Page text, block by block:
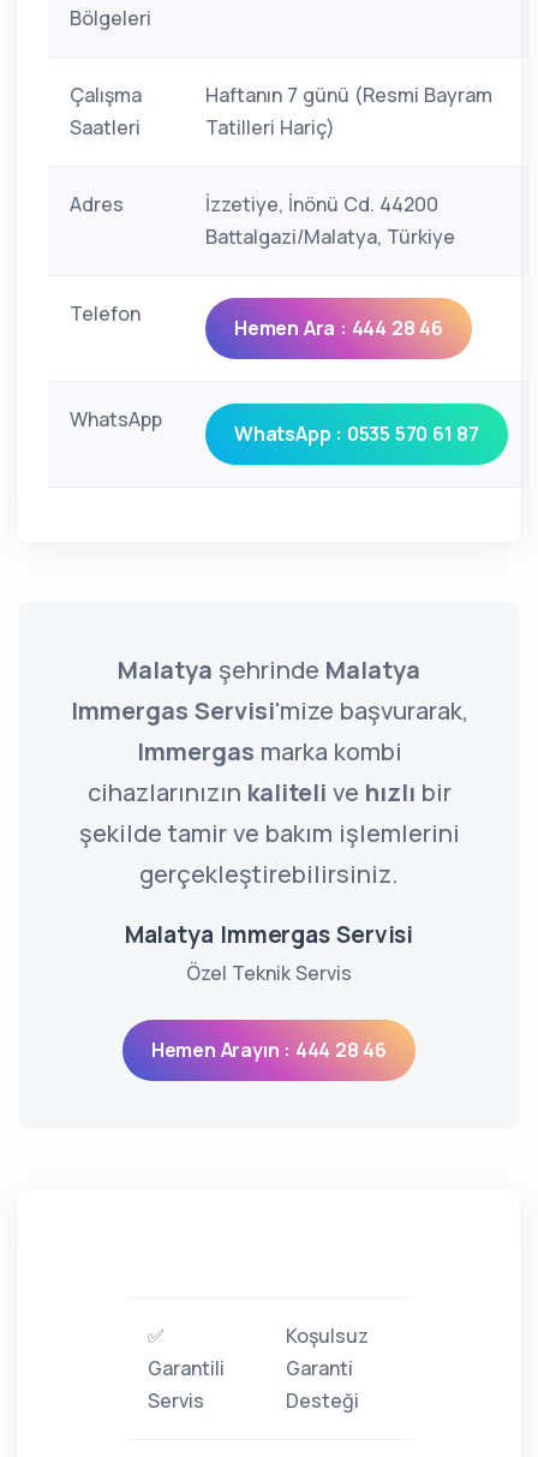
Bölgeleri
Çalışma
Saatleri
Haftanın 7 günü (Resmi Bayram
Tatilleri Hariç)
Adres
İzzetiye, İnönü Cd. 44200
Battalgazi/Malatya, Türkiye
Telefon
Hemen Ara : 444 28 46
WhatsApp
WhatsApp : 0535 570 61 87
Malatya şehrinde Malatya
Immergas Servisi'mize başvurarak,
Immergas marka kombi
cihazlarınızın kaliteli ve hızlı bir
şekilde tamir ve bakım işlemlerini
gerçekleştirebilirsiniz.
Malatya Immergas Servisi
Özel Teknik Servis
Hemen Arayın : 444 28 46
✅
Garantili
Servis
Koşulsuz
Garanti
Desteği